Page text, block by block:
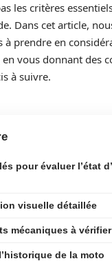
les critères
Dans cet article,
à prendre en
vous donnant des
à suivre.
pour évaluer l’état
visuelle détaillée
mécaniques à vérifier
de la moto